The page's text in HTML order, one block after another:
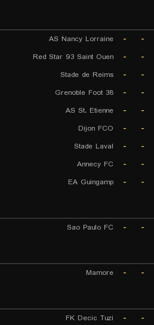
-
-
AS Nancy Lorraine
-
-
Red Star 93 Saint Ouen
-
-
Stade de Reims
-
-
Grenoble Foot 38
-
-
AS St. Etienne
-
-
Dijon FCO
-
-
Stade Laval
-
-
Annecy FC
-
-
EA Guingamp
-
-
Sao Paulo FC
-
-
Mamore
-
-
FK Decic Tuzi